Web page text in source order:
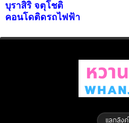
บุราสิริ จตุโชติ
คอนโดติดรถไฟฟ้า
แลกลิงค์